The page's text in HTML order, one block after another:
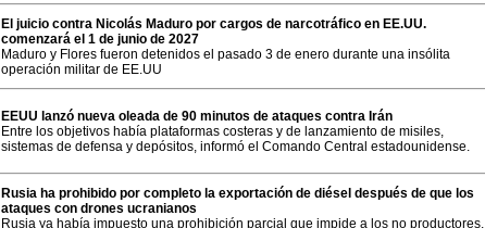
El juicio contra Nicolás Maduro por cargos de narcotráfico en EE.UU.
comenzará el 1 de junio de 2027
Maduro y Flores fueron detenidos el pasado 3 de enero durante una insólita
operación militar de EE.UU
EEUU lanzó nueva oleada de 90 minutos de ataques contra Irán
Entre los objetivos había plataformas costeras y de lanzamiento de misiles,
sistemas de defensa y depósitos, informó el Comando Central estadounidense.
Rusia ha prohibido por completo la exportación de diésel después de que los
ataques con drones ucranianos
Rusia ya había impuesto una prohibición parcial que impide a los no productores,